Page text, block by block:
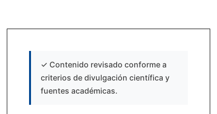
✓ Contenido revisado conforme a
criterios de divulgación científica y
fuentes académicas.